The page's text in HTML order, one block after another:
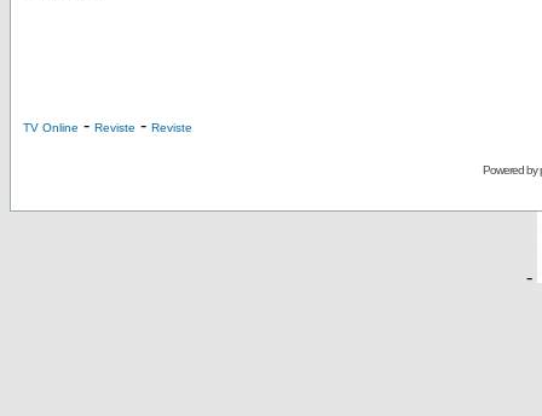
TV Online - Reviste - Reviste
Powered by
-